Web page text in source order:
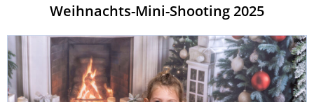
Weihnachts-Mini-Shooting 2025